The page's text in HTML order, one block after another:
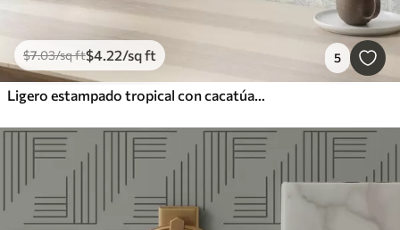
$7.03/sq ft$4.22/sq ft 5
Ligero estampado tropical con cacatúas y flores sobre fondo azul